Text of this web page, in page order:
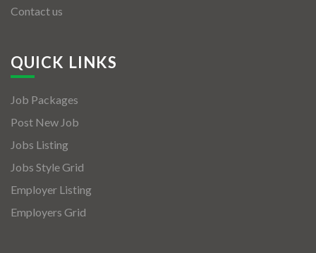
Contact us
QUICK LINKS
Job Packages
Post New Job
Jobs Listing
Jobs Style Grid
Employer Listing
Employers Grid